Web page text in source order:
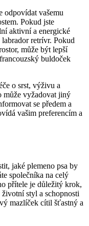
odpovídat vašemu
Pokud jste
aktivní a energické
retrívr. Pokud​
⁤může být lepší
buldoček
o ‌srst, ‌výživu⁣ a
může vyžadovat⁣ jiný
se předem a
vašim​ preferencím a
jaké plemeno ⁢psa ‍by
‍společníka na celý
⁤přítele​ je důležitý krok,
životní styl a schopnosti
mazlíček‍ cítil šťastný a